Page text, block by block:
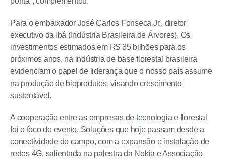
Para o embaixador José Carlos Fonseca Jr., diretor
executivo da Ibá (Indústria Brasileira de Árvores), Os
investimentos estimados em R$ 35 bilhões para os
próximos anos, na indústria de base florestal brasileira
evidenciam o papel de liderança que o nosso país assume
na produção de bioprodutos, visando crescimento
sustentável.
A cooperação entre as empresas de tecnologia e florestal
foi o foco do evento. Soluções que hoje passam desde a
conectividade do campo, com a expansão e instalação de
redes 4G, salientada na palestra da Nokia e Associação